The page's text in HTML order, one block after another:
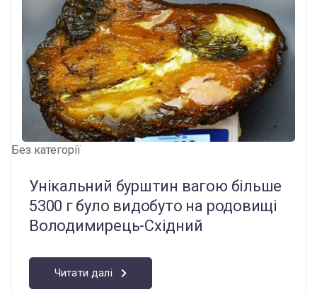
Без категорії
Унікальний бурштин вагою більше
5300 г було видобуто на родовищі
Володимирець-Східний
Читати далі